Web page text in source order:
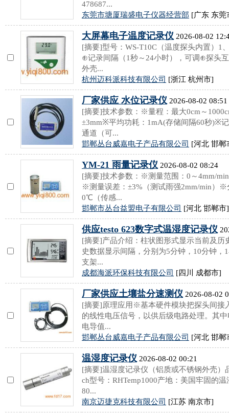
478687...
东莞市塘厦瑞盛电子仪器经营部 [广东 东莞
大屏幕电子温度记录仪 2026-08-02
[摘要]型号：WS-T10C（温度探头内置）1
⊕记录间隔（1秒～24小时），可调⊕探头
外壳...
杭州迈科派科技有限公司 [浙江 杭州市]
厂家供应 水位记录仪 2026-08-02 08:51
[摘要]技术参数：※量程：最大0cm～
±3mm※平均功耗：1mA(存储间隔60秒)※
通道（可...
邯郸丛台威嘉电子产品有限公司 [河北 邯郸
YM-21 雨量记录仪 2026-08-02 08:24
[摘要]技术参数：※测量范围：0～4mm/
※测量误差：±3%（测试雨强2mm/min）
0℃（传感...
邯郸市丛台益盟电子有限公司 [河北 邯郸市]
供应testo 623数字式温湿度记录仪
[摘要]产品介绍：柱状图形式显示当前及历
史数据显示间隔，分别为5分钟，10分钟，
支架...
成都海派环保科技有限公司 [四川 成都市]
厂家供应土壤盐分速测仪 2026-08-02
[摘要]原理应用※基本硬件模块把探头间接
的线性电压信号，以供后级电路处理。其
电导值...
邯郸丛台威嘉电子产品有限公司 [河北 邯郸
温湿度记录仪 2026-08-02 00:21
[摘要]温湿度记录仪（铝质或不锈钢外壳）
ch型号：RHTemp1000产地：美国牢固的
80...
南京迈捷克科技有限公司 [江苏 南京市]